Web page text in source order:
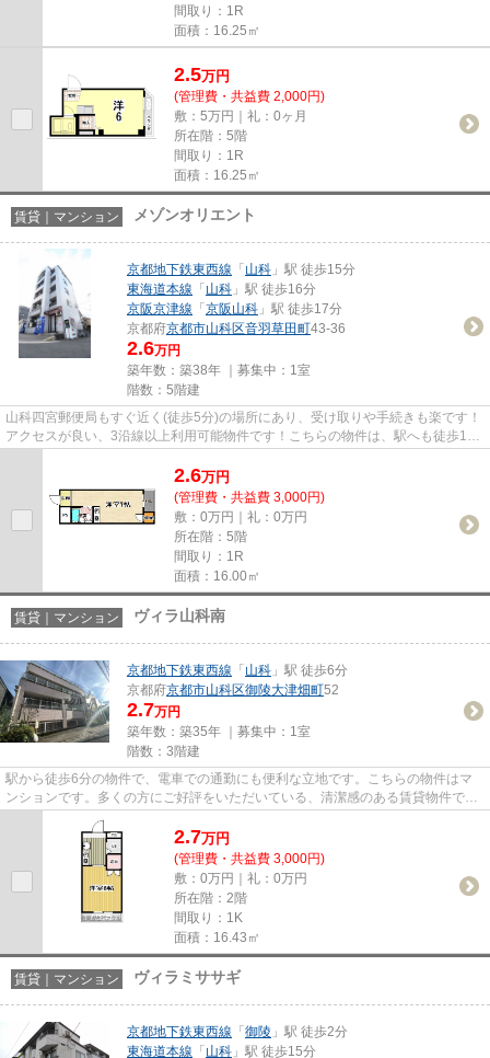
間取り：1R
面積：16.25㎡
2.5万円
(管理費・共益費 2,000円)
敷：5万円｜礼：0ヶ月
所在階：5階
間取り：1R
面積：16.25㎡
賃貸｜マンション メゾンオリエント
京都地下鉄東西線 「 山科 」駅 徒歩15分
東海道本線 「 山科 」駅 徒歩16分
京阪京津線 「 京阪山科 」駅 徒歩17分
京都府京都市山科区音羽草田町43-36
2.6万円
築年数：築38年 ｜募集中： 1室
階数：5階建
山科四宮郵便局もすぐ近く(徒歩5分)の場所にあり、受け取りや手続きも楽です！
アクセスが良い、3沿線以上利用可能物件です！こちらの物件は、駅へも徒歩15
2.6万円
(管理費・共益費 3,000円)
敷：0万円｜礼：0万円
所在階：5階
間取り：1R
面積：16.00㎡
賃貸｜マンション ヴィラ山科南
京都地下鉄東西線 「 山科 」駅 徒歩6分
京都府京都市山科区御陵大津畑町52
2.7万円
築年数：築35年 ｜募集中： 1室
階数：3階建
駅から徒歩6分の物件で、電車での通勤にも便利な立地です。こちらの物件はマ
ンションです。多くの方にご好評をいただいている、清潔感のある賃貸物件で
2.7万円
(管理費・共益費 3,000円)
敷：0万円｜礼：0万円
所在階：2階
間取り：1K
面積：16.43㎡
賃貸｜マンション ヴィラミササギ
京都地下鉄東西線 「 御陵 」駅 徒歩2分
東海道本線 「 山科 」駅 徒歩15分